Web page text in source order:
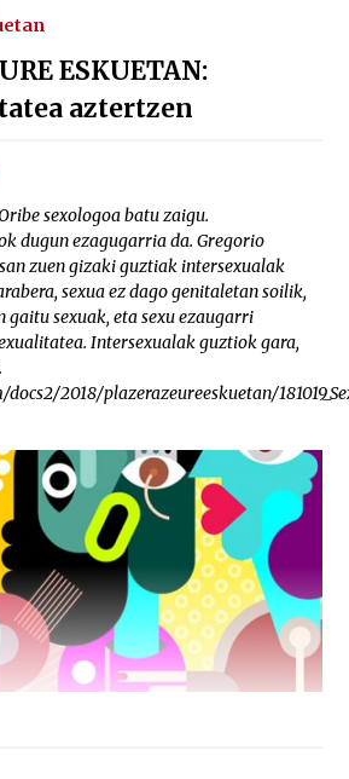
ESKUETAN:
aztertzen
sexologoa batu zaigu.
dugun ezagugarria da. Gregorio
zuen gizaki guztiak intersexualak
sexua ez dago genitaletan soilik,
gaitu sexuak, eta sexu ezaugarri
Intersexualak guztiok gara,
2018/plazerazeureeskuetan/